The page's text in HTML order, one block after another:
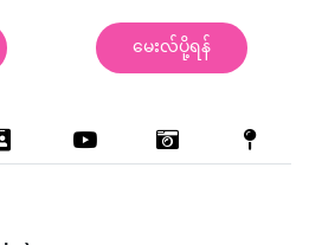
မေးလ်ပို့ရန်